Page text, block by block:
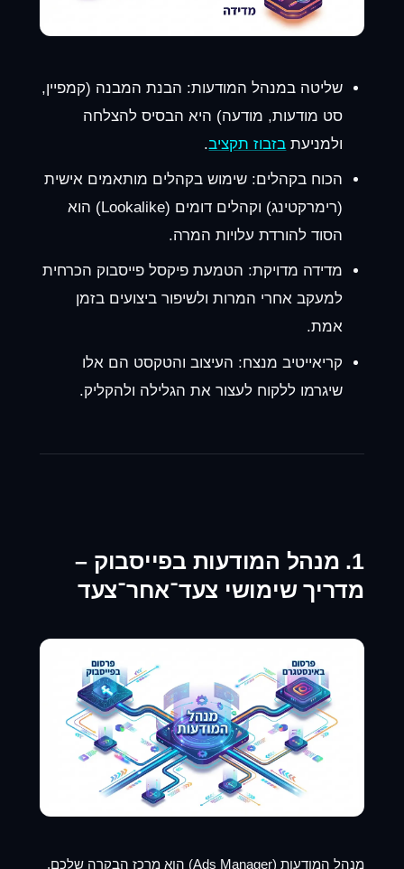
שליטה במנהל המודעות: הבנת המבנה (קמפיין,
סט מודעות, מודעה) היא הבסיס להצלחה
ולמניעת בזבוז תקציב.
הכוח בקהלים: שימוש בקהלים מותאמים אישית
(רימרקטינג) וקהלים דומים (Lookalike) הוא
הסוד להורדת עלויות המרה.
מדידה מדויקת: הטמעת פיקסל פייסבוק הכרחית
למעקב אחרי המרות ולשיפור ביצועים בזמן
אמת.
קריאייטיב מנצח: העיצוב והטקסט הם אלו
שיגרמו ללקוח לעצור את הגלילה ולהקליק.
1. מנהל המודעות בפייסבוק –
מדריך שימושי צעד־אחר־צעד
מנהל המודעות (Ads Manager) הוא מרכז הבקרה שלכם.